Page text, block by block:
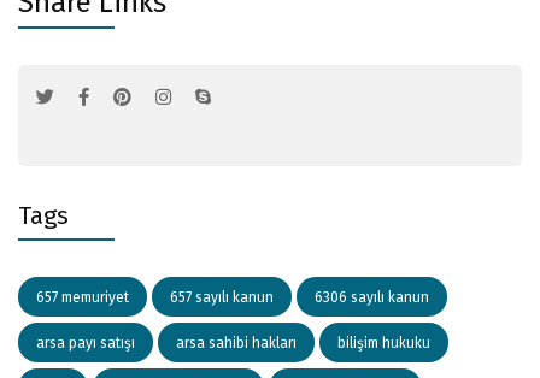
Tags
657 memuriyet 657 sayılı kanun 6306 sayılı kanun
arsa payı satışı arsa sahibi hakları bilişim hukuku